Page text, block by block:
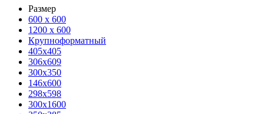
Размер
600 х 600
1200 х 600
Крупноформатный
405x405
306x609
300x350
146x600
298x598
300x1600